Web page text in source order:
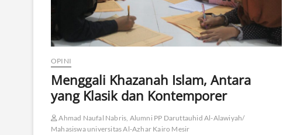
OPINI
Menggali Khazanah Islam, Antara
yang Klasik dan Kontemporer
Ahmad Naufal Nabris, Alumni PP Daruttauhid Al-Alawiyah/
Mahasiswa universitas Al-Azhar Kairo Mesir